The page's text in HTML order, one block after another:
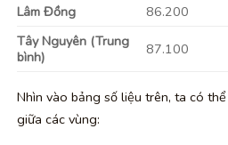
Lâm Đồng
86.200
Tây Nguyên (Trung
bình)
87.100
Nhìn vào bảng số liệu trên, ta có
giữa các vùng: